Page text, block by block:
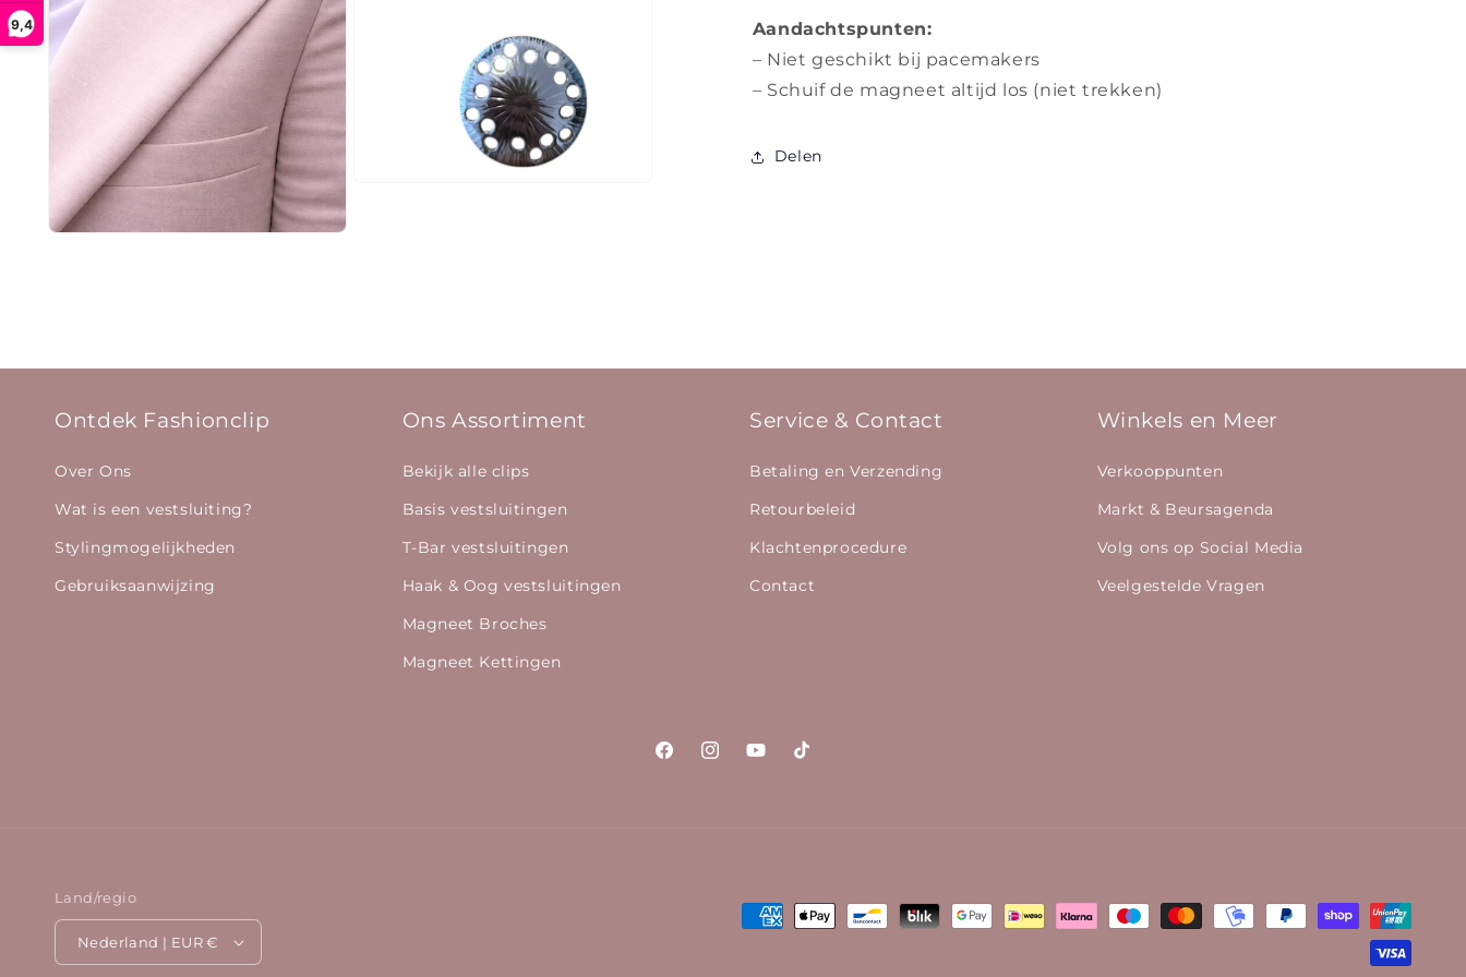
9,4
Aandachtspunten:
– Niet geschikt bij pacemakers
– Schuif de magneet altijd los (niet trekken)
Delen
Ontdek Fashionclip
Over Ons
Wat is een vestsluiting?
Stylingmogelijkheden
Gebruiksaanwijzing
Ons Assortiment
Bekijk alle clips
Basis vestsluitingen
T-Bar vestsluitingen
Haak & Oog vestsluitingen
Magneet Broches
Magneet Kettingen
Service & Contact
Betaling en Verzending
Retourbeleid
Klachtenprocedure
Contact
Winkels en Meer
Verkooppunten
Markt & Beursagenda
Volg ons op Social Media
Veelgestelde Vragen
FacebookInstagramYouTubeTikTok
Land/regio
Nederland | EUR €
Betaalmethoden